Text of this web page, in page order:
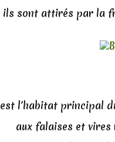
ils sont attirés par la
l’habitat principal
aux falaises et vires